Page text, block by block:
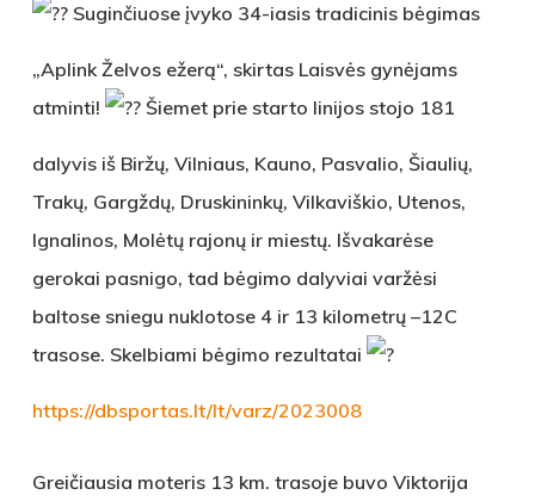
Suginčiuose įvyko 34-iasis tradicinis bėgimas
„Aplink Želvos ežerą“, skirtas Laisvės gynėjams
atminti!
Šiemet prie starto linijos stojo 181
dalyvis iš Biržų, Vilniaus, Kauno, Pasvalio, Šiaulių,
Trakų, Gargždų, Druskininkų, Vilkaviškio, Utenos,
Ignalinos, Molėtų rajonų ir miestų. Išvakarėse
gerokai pasnigo, tad bėgimo dalyviai varžėsi
baltose sniegu nuklotose 4 ir 13 kilometrų –12C
trasose. Skelbiami bėgimo rezultatai
https://dbsportas.lt/lt/varz/2023008
Greičiausia moteris 13 km. trasoje buvo Viktorija